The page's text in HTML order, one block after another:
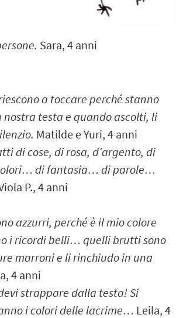
Sara, 4 anni
a toccare perché stanno
testa e quando ascolti, li
Matilde e Yuri, 4 anni
di cose, di rosa, d’argento, di
di fantasia… di parole…
P., 4 anni
azzurri, perché è il mio colore
i ricordi belli… quelli brutti sono
marroni e li rinchiudo in una
4 anni
strappare dalla testa! Si
i colori delle lacrime… Leila, 4